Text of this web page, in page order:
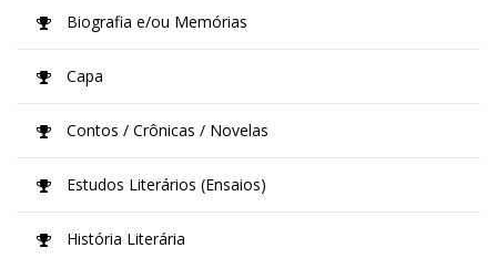
Biografia e/ou Memórias
Capa
Contos / Crônicas / Novelas
Estudos Literários (Ensaios)
História Literária